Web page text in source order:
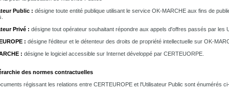
Public : désigne toute entité publique utilisant le service OK-MARCHE aux fins de
Privé : désigne tout opérateur souhaitant répondre aux appels d'offres passés par les
: désigne l'éditeur et le détenteur des droits de propriété intellectuelle sur OK-
: désigne le logiciel accessible sur Internet développé par CERTEUORPE.
des normes contractuelles
régissant les relations entre CERTEUROPE et l'Utilisateur Public sont énumérés